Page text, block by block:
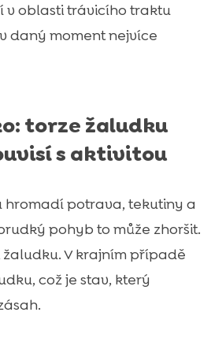
v oblasti trávicího traktu
daný moment nejvíce
torze žaludku
s aktivitou
hromadí potrava, tekutiny a
pohyb to může zhoršit.
V krajním případě
což je stav, který